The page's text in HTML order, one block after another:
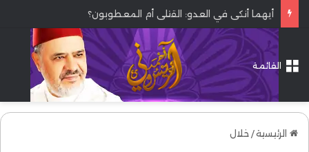
أيهما أنكى في العدو: القتلى أم المعطوبون؟
القائمة
الرئيسية/ خلال